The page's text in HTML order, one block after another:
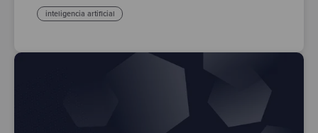
inteligencia artificial